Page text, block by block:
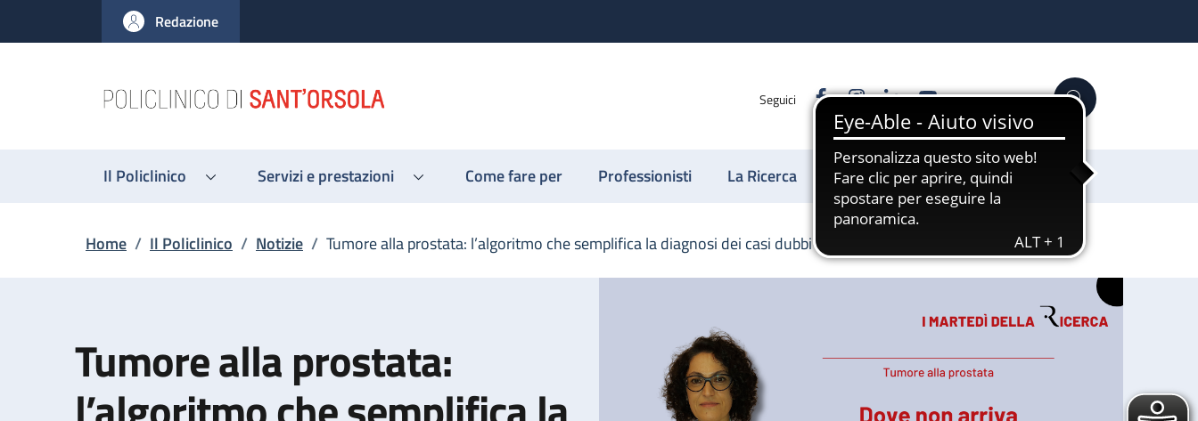
al contenuto principale
to footer content
Redazione
Seguici FacebookInstagram
LinkedinYouTube Cerca
Il Policlinico Servizi e prestazioni Come fare per Professionisti La Ricerca Sostienici
Briciole di pane
Home / Il Policlinico / Notizie / Tumore alla prostata: l’algoritmo che semplifica la diagnosi dei casi dubbi
Tumore alla prostata: